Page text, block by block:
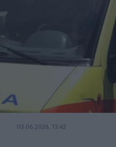
03.06.2026, 13:42